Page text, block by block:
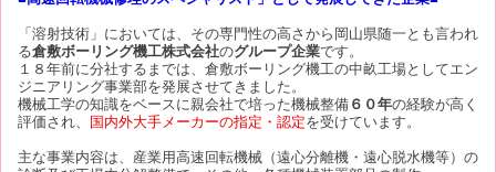
「溶射技術」においては、その専門性の高さから岡山県随一とも言われ
る倉敷ボーリング機工株式会社のグループ企業です。
１８年前に分社するまでは、倉敷ボーリング機工の中畝工場としてエン
ジニアリング事業部を発展させてきました。
機械工学の知識をベースに親会社で培った機械整備 ６０年の経験が高く
評価され、
国内外大手メーカーの指定・認定を受けています。
主な事業内容は、産業用高速回転機械（遠心分離機・遠心脱水機等）の